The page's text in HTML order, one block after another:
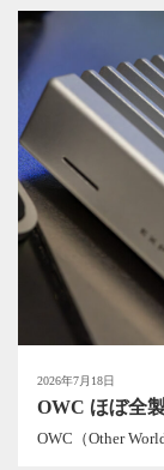
2026年7月18日
OWC ほぼ全
OWC（Other